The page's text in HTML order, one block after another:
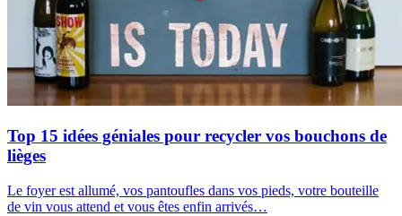
Top 15 idées géniales pour recycler vos bouchons de
lièges
Le foyer est allumé, vos pantoufles dans vos pieds, votre bouteille
de vin vous attend et vous êtes enfin arrivés…